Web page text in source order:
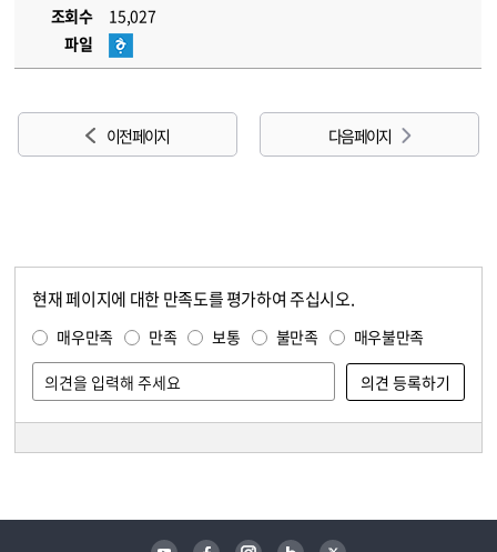
조회수
15,027
파일
이전 페이지 다음 페이지
현재 페이지에 대한 만족도를 평가하여 주십시오.
매우만족 만족 보통 불만족 매우불만족
유튜브 페이스북 인스타그램 블로그 트위터